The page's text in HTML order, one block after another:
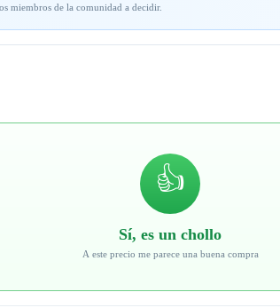
miembros de la comunidad a decidir.
👍
Sí, es un chollo
A este precio me parece una buena compra